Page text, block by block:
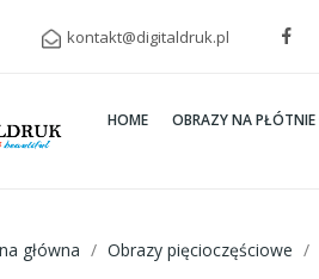
kontakt@digitaldruk.pl
HOME OBRAZY NA PŁÓTNIE
główna Obrazy pięcioczęściowe